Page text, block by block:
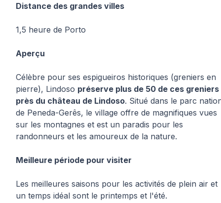
Distance des grandes villes
1,5 heure de Porto
Aperçu
Célèbre pour ses espigueiros historiques (greniers en
pierre), Lindoso préserve plus de 50 de ces greniers
près du château de Lindoso. Situé dans le parc
de Peneda-Gerês, le village offre de magnifiques vues
sur les montagnes et est un paradis pour les
randonneurs et les amoureux de la nature.
Meilleure période pour visiter
Les meilleures saisons pour les activités de plein air et
un temps idéal sont le printemps et l'été.